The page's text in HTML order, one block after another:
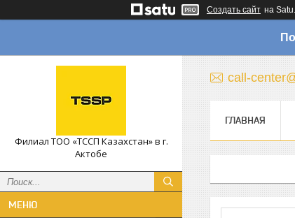
Создать сайт на
Филиал ТОО «ТССП Казахстан» в г.
Актобе
call-
ГЛАВНАЯ